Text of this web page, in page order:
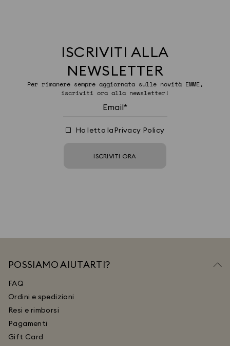
ISCRIVITI ALLA
NEWSLETTER
Per rimanere sempre aggiornata sulle novità EMME,
iscriviti ora alla newsletter!
Ho letto laPrivacy Policy
ISCRIVITI ORA
POSSIAMO AIUTARTI?
FAQ
Ordini e spedizioni
Resi e rimborsi
Pagamenti
Gift Card